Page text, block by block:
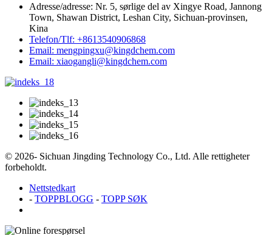
Adresse/adresse: Nr. 5, sørlige del av Xingye Road, Jannong
Town, Shawan District, Leshan City, Sichuan-provinsen,
Kina
Telefon/Tlf: +8613540906868
Email: mengpingxu@kingdchem.com
Email: xiaogangli@kingdchem.com
© 2026- Sichuan Jingding Technology Co., Ltd. Alle rettigheter
forbeholdt.
Nettstedkart
- TOPPBLOGG - TOPP SØK